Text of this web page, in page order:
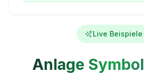
Live Beispiele
Anlage